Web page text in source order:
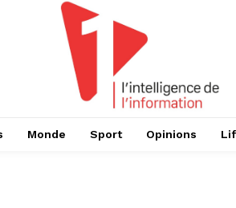
Monde Sport Opinions